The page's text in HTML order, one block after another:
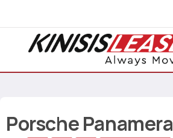
PorschePanamera